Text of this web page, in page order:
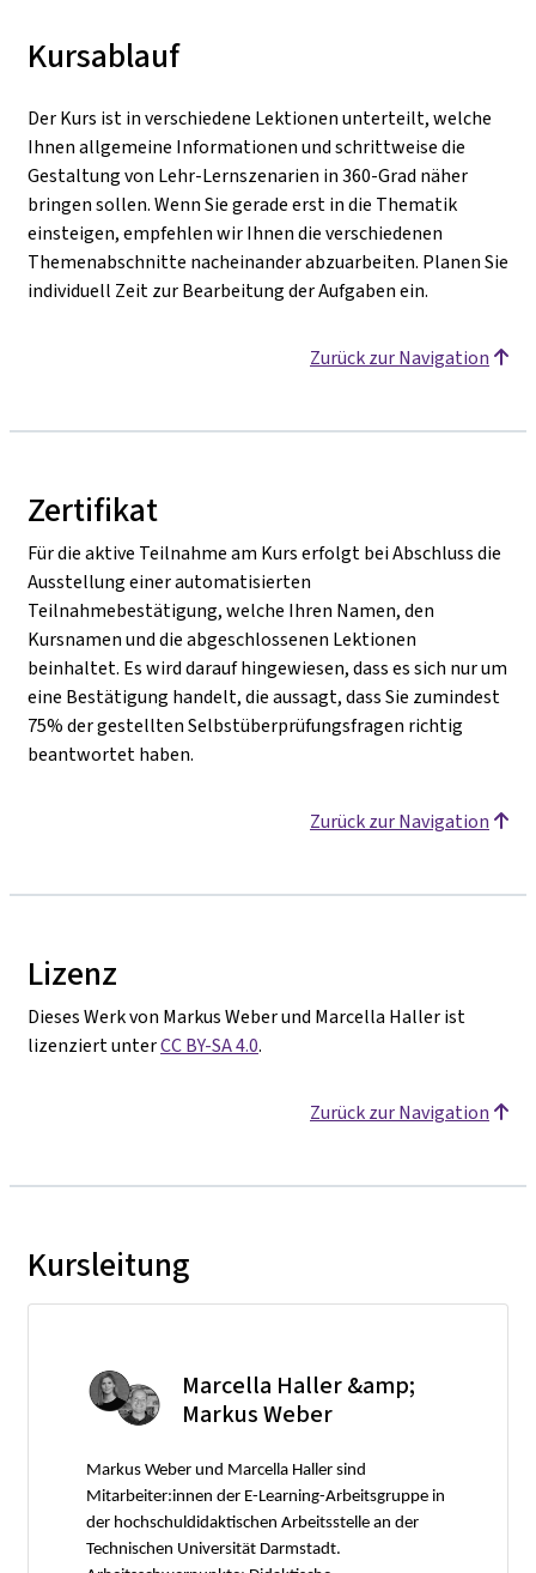
Kursablauf
Der Kurs ist in verschiedene Lektionen unterteilt, welche
Ihnen allgemeine Informationen und schrittweise die
Gestaltung von Lehr-Lernszenarien in 360-Grad näher
bringen sollen. Wenn Sie gerade erst in die Thematik
einsteigen, empfehlen wir Ihnen die verschiedenen
Themenabschnitte nacheinander abzuarbeiten. Planen Sie
individuell Zeit zur Bearbeitung der Aufgaben ein.
Zurück zur Navigation
Zertifikat
Für die aktive Teilnahme am Kurs erfolgt bei Abschluss die
Ausstellung einer automatisierten
Teilnahmebestätigung, welche Ihren Namen, den
Kursnamen und die abgeschlossenen Lektionen
beinhaltet. Es wird darauf hingewiesen, dass es sich nur um
eine Bestätigung handelt, die aussagt, dass Sie zumindest
75% der gestellten Selbstüberprüfungsfragen richtig
beantwortet haben.
Zurück zur Navigation
Lizenz
Dieses Werk von Markus Weber und Marcella Haller ist
lizenziert unterCC BY-SA 4.0.
Zurück zur Navigation
Kursleitung
Marcella Haller &amp;
Markus Weber
Markus Weber und Marcella Haller sind
Mitarbeiter:innen der E-Learning-Arbeitsgruppe in
der hochschuldidaktischen Arbeitsstelle an der
Technischen Universität Darmstadt.